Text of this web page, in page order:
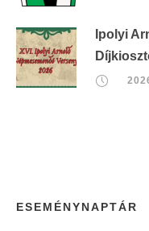
Ipolyi
ESEMÉNYNAPTÁR